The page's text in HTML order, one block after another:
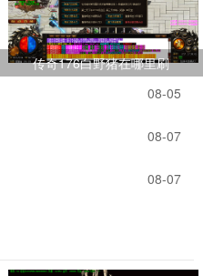
传奇176白野猪在哪里刷
08-05
08-07
08-07